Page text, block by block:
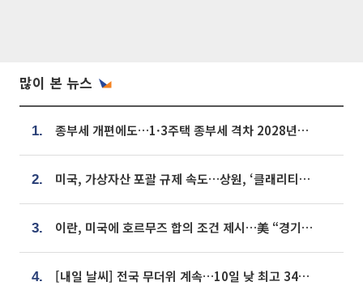
많이 본 뉴스
1. 종부세 개편에도…1·3주택 종부세 격차 2028년부터 확대
2. 미국, 가상자산 포괄 규제 속도…상원, ‘클래리티법’ 9월 절차투표 추진
3. 이란, 미국에 호르무즈 합의 조건 제시…美 “경기 아직 안 끝나” [종합]
4. [내일 날씨] 전국 무더위 계속…10일 낮 최고 34도 육박